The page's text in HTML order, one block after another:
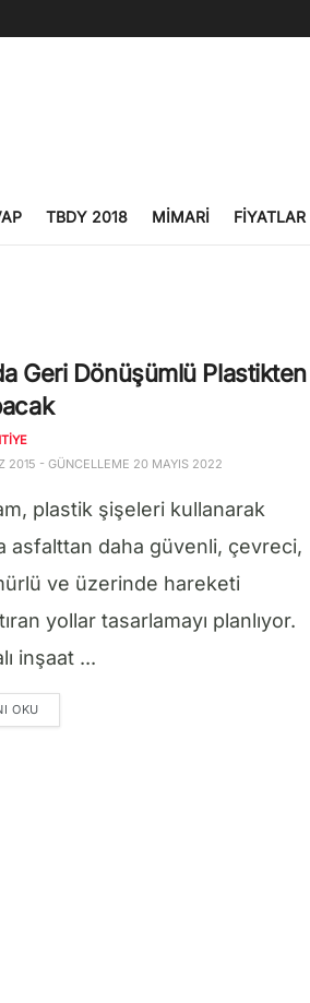
TBDY 2018 MIMARI FIYATLAR
Geri Dönüşümlü Plastikten
2015 - GÜNCELLEME 20 MAYIS 2022
plastik şişeleri kullanarak
asfalttan daha güvenli, çevreci,
ve üzerinde hareketi
yollar tasarlamayı planlıyor.
inşaat ...
OKUDETAILS